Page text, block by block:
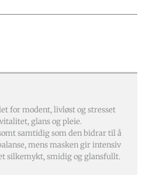
for modent, livløst og stresset
glans og pleie.
samtidig som den bidrar til å
mens masken gir intensiv
silkemykt, smidig og glansfullt.